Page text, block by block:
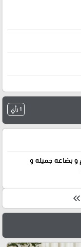
1 رأي
بضاعه جميله و
keyboard_double_arrow_left